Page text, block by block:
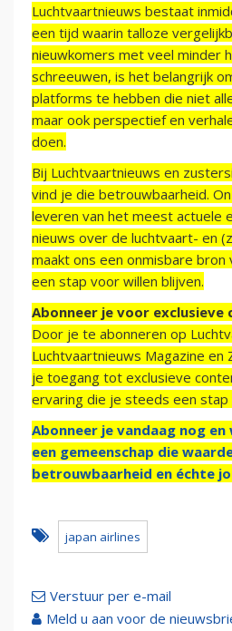
Luchtvaartnieuws bestaat
een tijd waarin talloze
nieuwkomers met veel minder
schreeuwen, is het belangrijk
platforms te hebben die niet
maar ook perspectief en
doen.
Bij Luchtvaartnieuws en
vind je die betrouwbaarheid.
leveren van het meest actuele
nieuws over de luchtvaart- en
maakt ons een onmisbare
een stap voor willen blijven.
Abonneer je voor exclusieve
Door je te abonneren op
Luchtvaartnieuws Magazine en
je toegang tot exclusieve
ervaring die je steeds een
Abonneer je vandaag nog
een gemeenschap die
betrouwbaarheid en échte
japan airlines
Verstuur per e-mail
Meld u aan voor de